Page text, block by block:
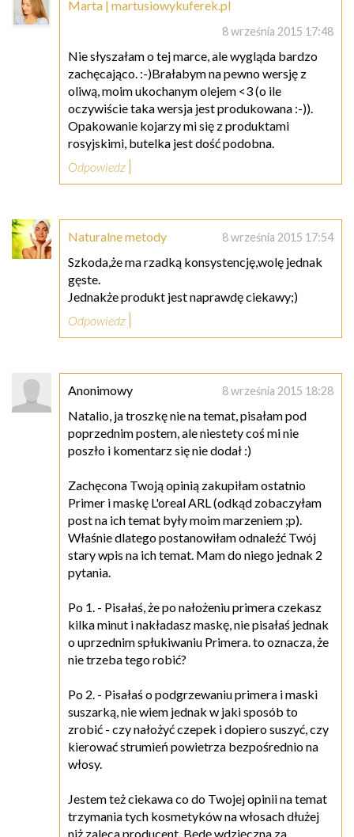
Marta | martusiowykuferek.pl
8 września 2015 17:48
Nie słyszałam o tej marce, ale wygląda bardzo
zachęcająco. :-)Brałabym na pewno wersję z
oliwą, moim ukochanym olejem <3 (o ile
oczywiście taka wersja jest produkowana :-)).
Opakowanie kojarzy mi się z produktami
rosyjskimi, butelka jest dość podobna.
Odpowiedz
Naturalne metody 8 września 2015 17:54
Szkoda,że ma rzadką konsystencję,wolę jednak
gęste.
Jednakże produkt jest naprawdę ciekawy;)
Odpowiedz
Anonimowy 8 września 2015 18:28
Natalio, ja troszkę nie na temat, pisałam pod
poprzednim postem, ale niestety coś mi nie
poszło i komentarz się nie dodał :)
Zachęcona Twoją opinią zakupiłam ostatnio
Primer i maskę L'oreal ARL (odkąd zobaczyłam
post na ich temat były moim marzeniem ;p).
Właśnie dlatego postanowiłam odnaleźć Twój
stary wpis na ich temat. Mam do niego jednak 2
pytania.
Po 1. - Pisałaś, że po nałożeniu primera czekasz
kilka minut i nakładasz maskę, nie pisałaś jednak
o uprzednim spłukiwaniu Primera. to oznacza, że
nie trzeba tego robić?
Po 2. - Pisałaś o podgrzewaniu primera i maski
suszarką, nie wiem jednak w jaki sposób to
zrobić - czy nałożyć czepek i dopiero suszyć, czy
kierować strumień powietrza bezpośrednio na
włosy.
Jestem też ciekawa co do Twojej opinii na temat
trzymania tych kosmetyków na włosach dłużej
niż zaleca producent. Będę wdzięczna za